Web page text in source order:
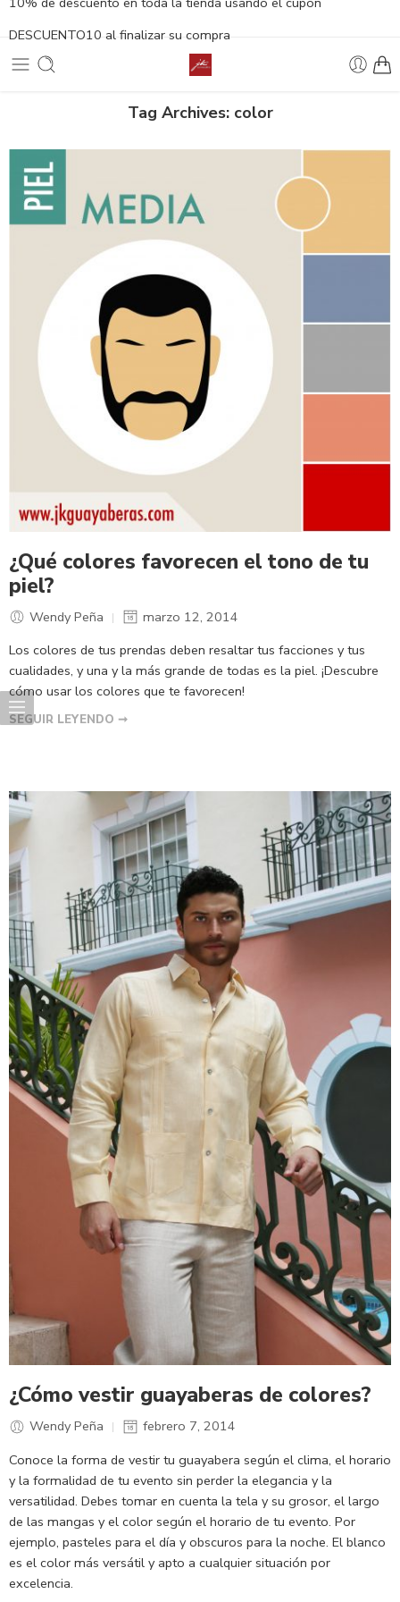
DESCUENTO10 al finalizar su compra
Tag Archives: color
¿Qué colores favorecen el tono de tu
piel?
Wendy Peña
marzo 12, 2014
Los colores de tus prendas deben resaltar tus facciones y tus
cualidades, y una y la más grande de todas es la piel. ¡Descubre
cómo usar los colores que te favorecen!
SEGUIR LEYENDO ➞
¿Cómo vestir guayaberas de colores?
Wendy Peña
febrero 7, 2014
Conoce la forma de vestir tu guayabera según el clima, el horario
y la formalidad de tu evento sin perder la elegancia y la
versatilidad. Debes tomar en cuenta la tela y su grosor, el largo
de las mangas y el color según el horario de tu evento. Por
ejemplo, pasteles para el día y obscuros para la noche. El blanco
es el color más versátil y apto a cualquier situación por
excelencia.